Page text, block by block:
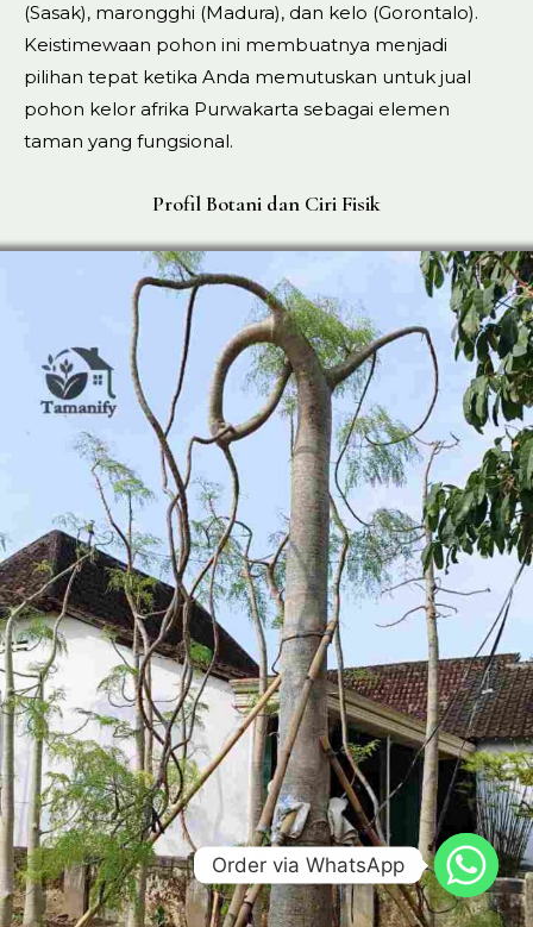
(Sasak), marongghi (Madura), dan kelo (Gorontalo).
Keistimewaan pohon ini membuatnya menjadi
pilihan tepat ketika Anda memutuskan untuk jual
pohon kelor afrika Purwakarta sebagai elemen
taman yang fungsional.
Profil Botani dan Ciri Fisik
Order via WhatsApp